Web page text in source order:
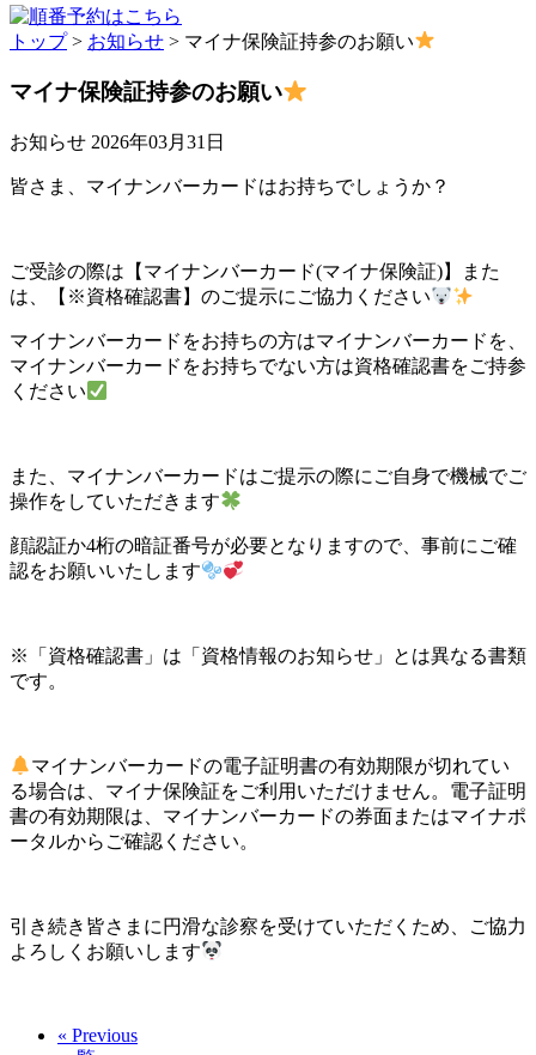
トップ> お知らせ > マイナ保険証持参のお願い
マイナ保険証持参のお願い
お知らせ 2026年03月31日
皆さま、マイナンバーカードはお持ちでしょうか？
ご受診の際は【マイナンバーカード(マイナ保険証)】また
は、【※資格確認書】のご提示にご協力ください
マイナンバーカードをお持ちの方はマイナンバーカードを、
マイナンバーカードをお持ちでない方は資格確認書をご持参
ください
また、マイナンバーカードはご提示の際にご自身で機械でご
操作をしていただきます
顔認証か4桁の暗証番号が必要となりますので、事前にご確
認をお願いいたします
※「資格確認書」は「資格情報のお知らせ」とは異なる書類
です。
マイナンバーカードの電子証明書の有効期限が切れてい
る場合は、マイナ保険証をご利用いただけません。電子証明
書の有効期限は、マイナンバーカードの券面またはマイナポ
ータルからご確認ください。
引き続き皆さまに円滑な診察を受けていただくため、ご協力
よろしくお願いします
« Previous